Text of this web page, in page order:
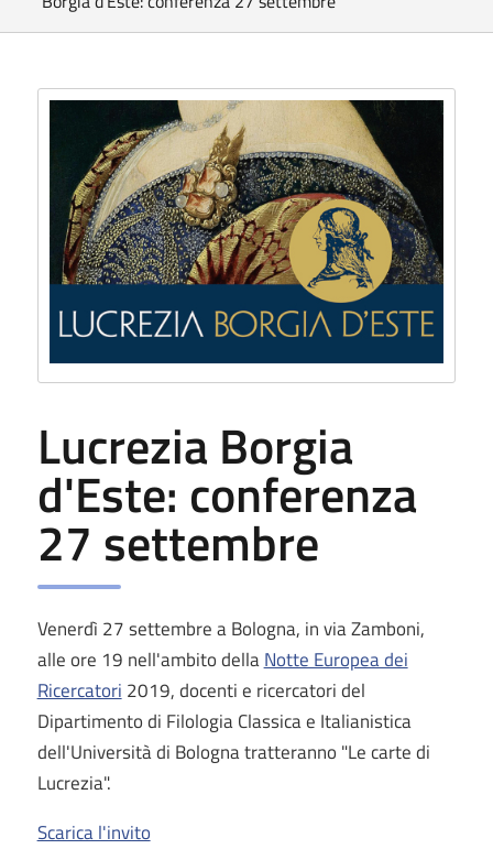
Lucrezia Borgia
d'Este: conferenza
27 settembre
Venerdì 27 settembre a Bologna, in via Zamboni,
alle ore 19 nell'ambito dellaNotte Europea dei
Ricercatori 2019, docenti e ricercatori del
Dipartimento di Filologia Classica e Italianistica
dell'Università di Bologna tratteranno "Le carte di
Lucrezia".
Scarica l'invito